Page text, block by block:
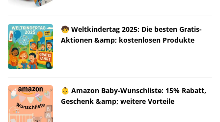
🧒 Weltkindertag 2025: Die besten Gratis-
Aktionen &amp; kostenlosen Produkte
👶 Amazon Baby-Wunschliste: 15% Rabatt,
Geschenk &amp; weitere Vorteile